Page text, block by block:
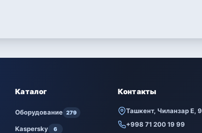
Каталог
Оборудование 279
Kaspersky 6
Контакты
Ташкент, Чиланзар Е, 9
+998 71 200 19 99